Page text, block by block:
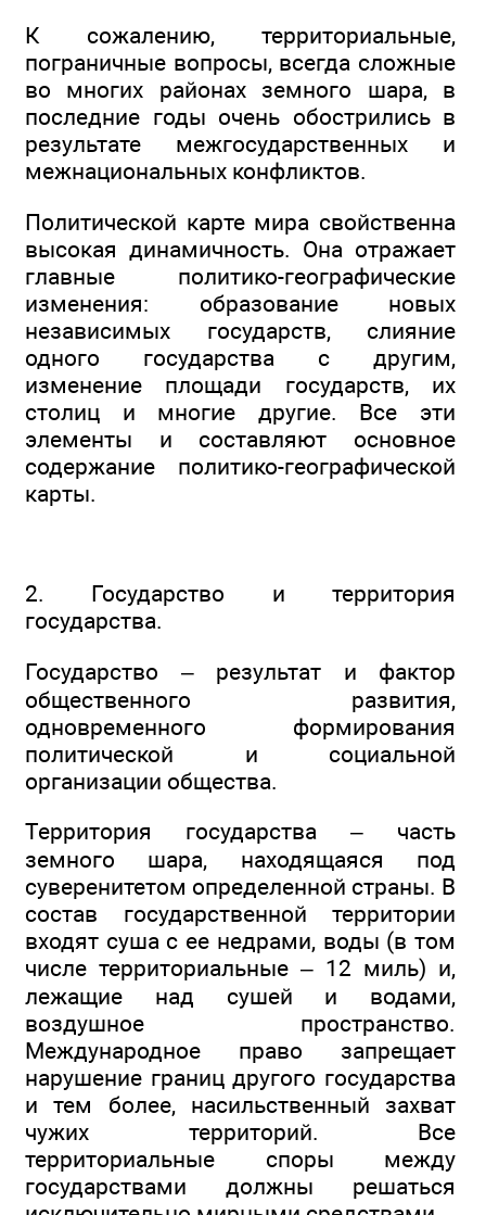
К сожалению, территориальные,
пограничные вопросы, всегда сложные
во многих районах земного шара, в
последние годы очень обострились в
результате межгосударственных и
межнациональных конфликтов.
Политической карте мира свойственна
высокая динамичность. Она отражает
главные политико-географические
изменения: образование новых
независимых государств, слияние
одного государства с другим,
изменение площади государств, их
столиц и многие другие. Все эти
элементы и составляют основное
содержание политико-географической
карты.
2. Государство и территория
государства.
Государство – результат и фактор
общественного развития,
одновременного формирования
политической и социальной
организации общества.
Территория государства – часть
земного шара, находящаяся под
суверенитетом определенной страны. В
состав государственной территории
входят суша с ее недрами, воды (в том
числе территориальные – 12 миль) и,
лежащие над сушей и водами,
воздушное пространство.
Международное право запрещает
нарушение границ другого государства
и тем более, насильственный захват
чужих территорий. Все
территориальные споры между
государствами должны решаться